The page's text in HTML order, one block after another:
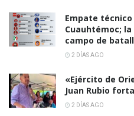
Empate
Cuauhtémoc;
campo de
2 DÍAS AGO
«Ejército de
Juan Rubio
2 DÍAS AGO